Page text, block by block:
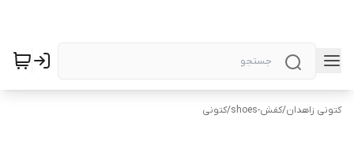
کتونی زاهدان/کفش-shoes /کتونی